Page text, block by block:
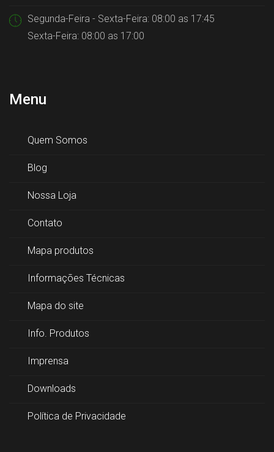
Segunda-Feira - Sexta-Feira: 08:00 as 17:45
Sexta-Feira: 08:00 as 17:00
Menu
Quem Somos
Blog
Nossa Loja
Contato
Mapa produtos
Informações Técnicas
Mapa do site
Info. Produtos
Imprensa
Downloads
Política de Privacidade